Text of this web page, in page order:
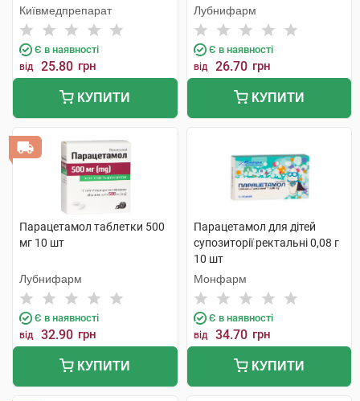
Київмедпрепарат
Є в наявності
від 25.80 грн
КУПИТИ
Лубнифарм
Є в наявності
від 26.70 грн
КУПИТИ
Парацетамол таблетки 500
мг 10 шт
Лубнифарм
Є в наявності
від 32.90 грн
КУПИТИ
Парацетамол для дітей
супозиторії ректальні 0,08 г
10 шт
Монфарм
Є в наявності
від 34.70 грн
КУПИТИ